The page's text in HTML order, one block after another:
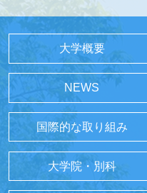
大学概要
NEWS
国際的な取り組み
大学院・別科